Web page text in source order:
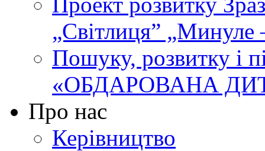
„Світлиця” „Минуле
Пошуку, розвитку і
«ОБДАРОВАНА
Про нас
Керівництво